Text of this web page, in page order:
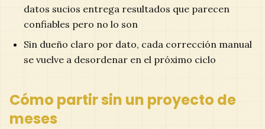
datos sucios entrega resultados que parecen
confiables pero no lo son
Sin dueño claro por dato, cada corrección manual
se vuelve a desordenar en el próximo ciclo
Cómo partir sin un proyecto de
meses